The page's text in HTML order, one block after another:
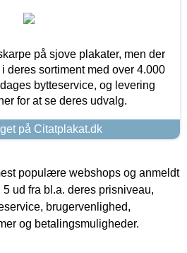
på sjove plakater, men der
deres sortiment med over 4.000
bytteservice, og levering
for at se deres udvalg.
på Citatplakat.dk
populære webshops og anmeldt
ud fra bl.a. deres prisniveau,
brugervenlighed,
og betalingsmuligheder.